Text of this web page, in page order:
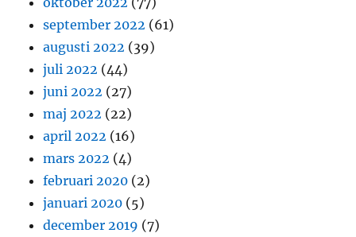
september 2022 (61)
augusti 2022 (39)
juli 2022 (44)
juni 2022 (27)
maj 2022 (22)
april 2022 (16)
mars 2022 (4)
februari 2020 (2)
januari 2020 (5)
december 2019 (7)